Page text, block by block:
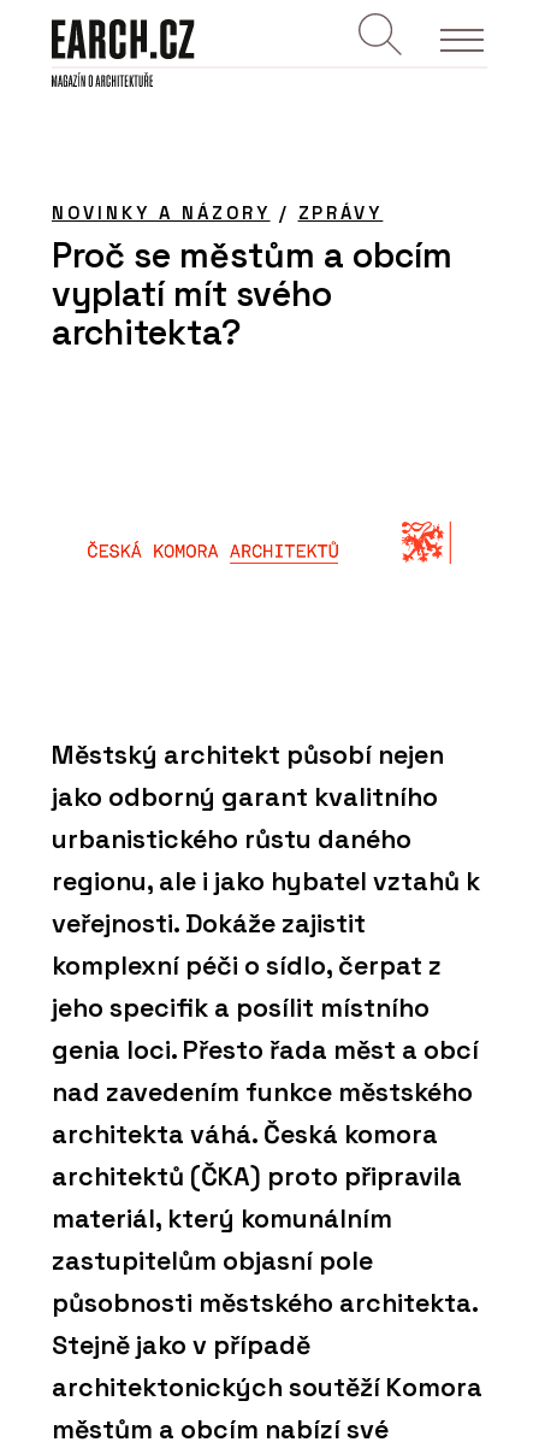
NOVINKY A NÁZORY / ZPRÁVY
Proč se městům a obcím
vyplatí mít svého
architekta?
Městský architekt působí nejen
jako odborný garant kvalitního
urbanistického růstu daného
regionu, ale i jako hybatel vztahů k
veřejnosti. Dokáže zajistit
komplexní péči o sídlo, čerpat z
jeho specifik a posílit místního
genia loci. Přesto řada měst a obcí
nad zavedením funkce městského
architekta váhá. Česká komora
architektů (ČKA) proto připravila
materiál, který komunálním
zastupitelům objasní pole
působnosti městského architekta.
Stejně jako v případě
architektonických soutěží Komora
městům a obcím nabízí své